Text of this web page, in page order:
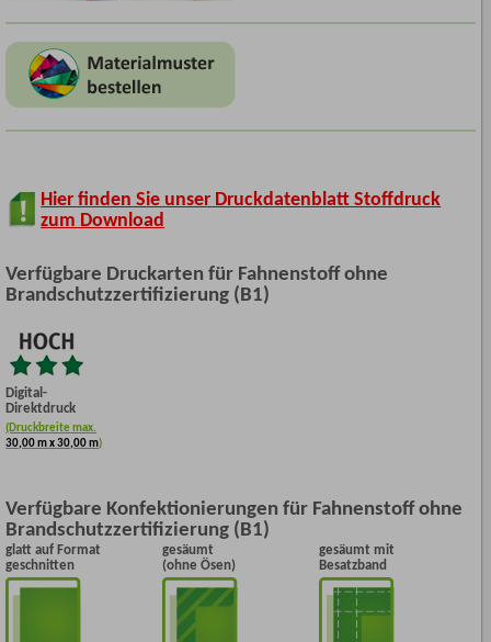
Hier finden Sie unser Druckdatenblatt Stoffdruck
zum Download
Verfügbare Druckarten für Fahnenstoff ohne
Brandschutzzertifizierung (B1)
Digital-
Direktdruck
(Druckbreite max.
30,00 m x 30,00 m)
Verfügbare Konfektionierungen für Fahnenstoff ohne
Brandschutzzertifizierung (B1)
glatt auf Format
geschnitten
gesäumt
(ohne Ösen)
gesäumt mit
Besatzband